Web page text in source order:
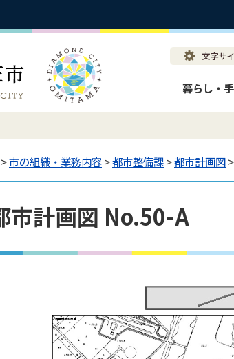
暮らし・
市の組織・業務内容>都市整備課>都市計画図>
市計画図 No.50-A